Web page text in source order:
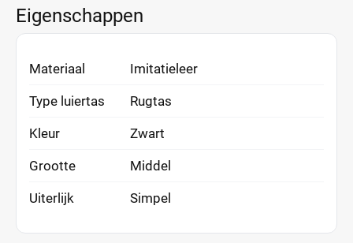
Eigenschappen
Materiaal Imitatieleer
Type luiertas Rugtas
Kleur Zwart
Grootte Middel
Uiterlijk Simpel